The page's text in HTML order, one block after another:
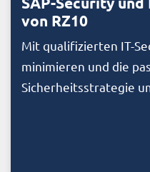
von RZ10
Mit qualifizierten IT-
minimieren und die
Sicherheitsstrategie